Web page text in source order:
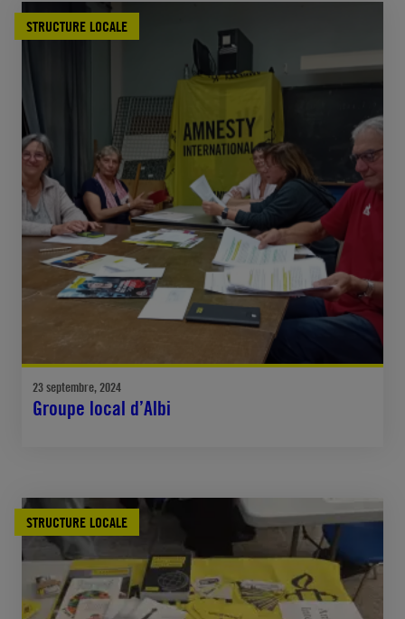
STRUCTURE LOCALE
23 septembre, 2024
Groupe local d’Albi
STRUCTURE LOCALE